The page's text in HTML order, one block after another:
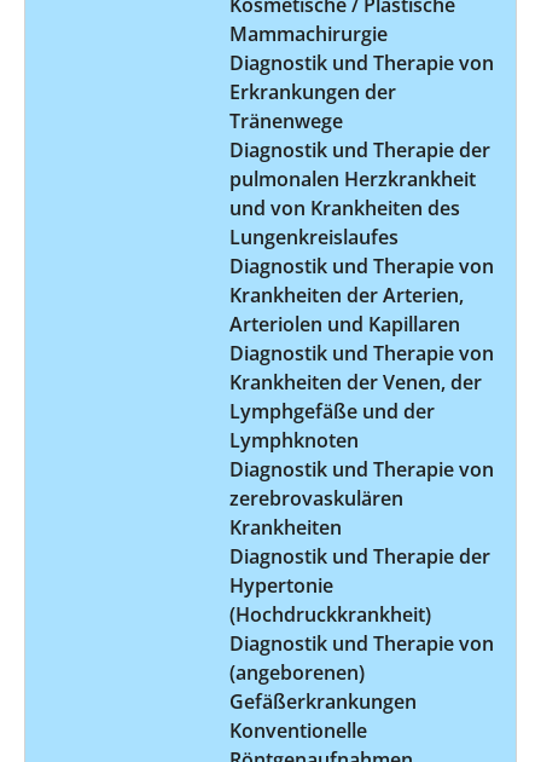
Mammachirurgie
Diagnostik und Therapie von
Erkrankungen der
Tränenwege
Diagnostik und Therapie der
pulmonalen Herzkrankheit
und von Krankheiten des
Lungenkreislaufes
Diagnostik und Therapie von
Krankheiten der Arterien,
Arteriolen und Kapillaren
Diagnostik und Therapie von
Krankheiten der Venen, der
Lymphgefäße und der
Lymphknoten
Diagnostik und Therapie von
zerebrovaskulären
Krankheiten
Diagnostik und Therapie der
Hypertonie
(Hochdruckkrankheit)
Diagnostik und Therapie von
(angeborenen)
Gefäßerkrankungen
Konventionelle